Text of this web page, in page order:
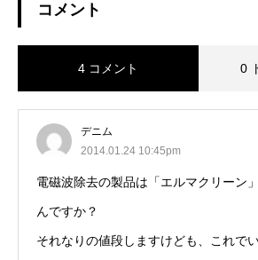
コメント
4 コメント 0
デニム
2014.01.24 10:45pm
電磁波除去の製品は「エルマクリーン
んですか？
それなりの値段しますけども、これで